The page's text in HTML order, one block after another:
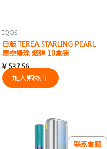
IQOS
日版 TEREA STARLING PEARL
星空爆珠 烟弹 10盒装
¥537.56
加入购物车
联系客服